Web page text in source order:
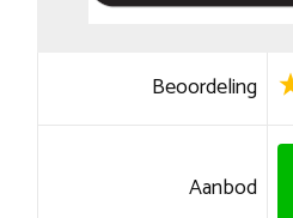
Beoordeling
Aanbod